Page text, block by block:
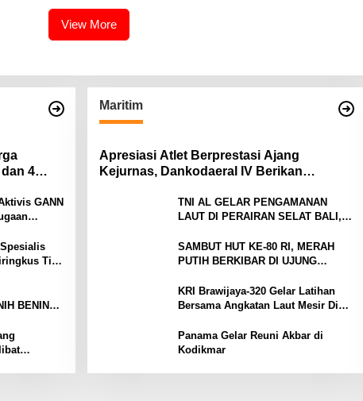
View More
4
GANN
Tim
BENING
Maritim
Apresiasi Atlet Berprestasi Ajang
Kejurnas, Dankodaeral IV Berikan
TNI AL GELAR PENGAMANAN
LAUT DI PERAIRAN SELAT BALI,
MUDIK LEBARAN TAHUN
SAMBUT HUT KE-80 RI, MERAH
PUTIH BERKIBAR DI UJUNG
KRI Brawijaya-320 Gelar Latihan
Bersama Angkatan Laut Mesir Di
Panama Gelar Reuni Akbar di
Kodikmar